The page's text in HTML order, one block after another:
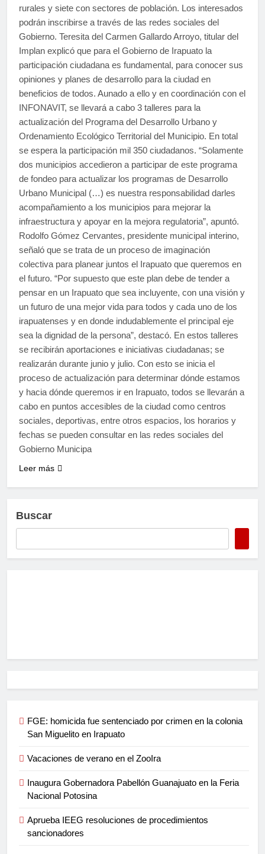
rurales y siete con sectores de población. Los interesados
podrán inscribirse a través de las redes sociales del
Gobierno. Teresita del Carmen Gallardo Arroyo, titular del
Implan explicó que para el Gobierno de Irapuato la
participación ciudadana es fundamental, para conocer sus
opiniones y planes de desarrollo para la ciudad en
beneficios de todos. Aunado a ello y en coordinación con el
INFONAVIT, se llevará a cabo 3 talleres para la
actualización del Programa del Desarrollo Urbano y
Ordenamiento Ecológico Territorial del Municipio. En total
se espera la participación mil 350 ciudadanos. “Solamente
dos municipios accedieron a participar de este programa
de fondeo para actualizar los programas de Desarrollo
Urbano Municipal (…) es nuestra responsabilidad darles
acompañamiento a los municipios para mejorar la
infraestructura y apoyar en la mejora regulatoria”, apuntó.
Rodolfo Gómez Cervantes, presidente municipal interino,
señaló que se trata de un proceso de imaginación
colectiva para planear juntos el Irapuato que queremos en
el futuro. “Por supuesto que este plan debe de tender a
pensar en un Irapuato que sea incluyente, con una visión y
un futuro de una mejor vida para todos y cada uno de los
irapuatenses y en donde indudablemente el principal eje
sea la dignidad de la persona”, destacó. En estos talleres
se recibirán aportaciones e iniciativas ciudadanas; se
realizarán durante junio y julio. Con esto se inicia el
proceso de actualización para determinar dónde estamos
y hacia dónde queremos ir en Irapuato, todos se llevarán a
cabo en puntos accesibles de la ciudad como centros
sociales, deportivas, entre otros espacios, los horarios y
fechas se pueden consultar en las redes sociales del
Gobierno Municipa
Leer más
Buscar
FGE: homicida fue sentenciado por crimen en la colonia
San Miguelito en Irapuato
Vacaciones de verano en el ZooIra
Inaugura Gobernadora Pabellón Guanajuato en la Feria
Nacional Potosina
Aprueba IEEG resoluciones de procedimientos
sancionadores